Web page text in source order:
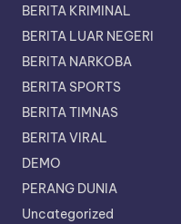
BERITA KRIMINAL
BERITA LUAR NEGERI
BERITA NARKOBA
BERITA SPORTS
BERITA TIMNAS
BERITA VIRAL
DEMO
PERANG DUNIA
Uncategorized